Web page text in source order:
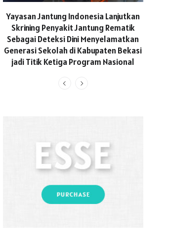
Yayasan Jantung Indonesia Lanjutkan
Skrining Penyakit Jantung Rematik
Sebagai Deteksi Dini Menyelamatkan
Generasi Sekolah di Kabupaten Bekasi
jadi Titik Ketiga Program Nasional